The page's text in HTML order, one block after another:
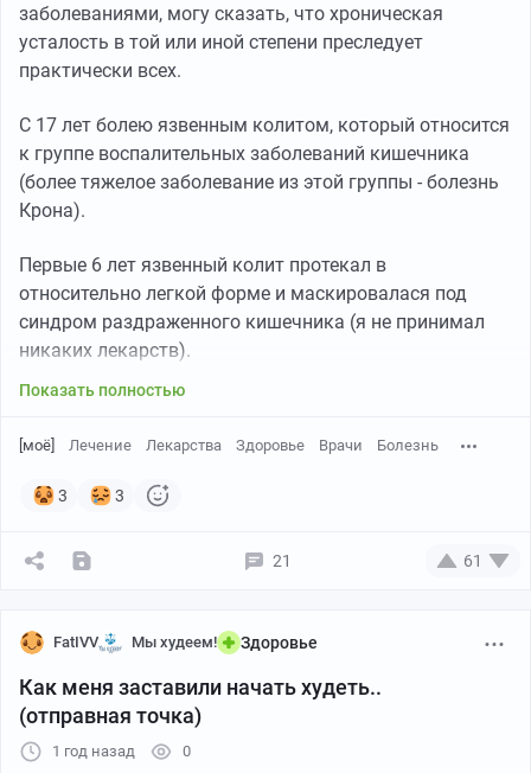
заболеваниями, могу сказать, что хроническая
усталость в той или иной степени преследует
практически всех.
С 17 лет болею язвенным колитом, который относится
к группе воспалительных заболеваний кишечника
(более тяжелое заболевание из этой группы - болезнь
Крона).
Первые 6 лет язвенный колит протекал в
относительно легкой форме и маскировалася под
синдром раздраженного кишечника (я не принимал
никаких лекарств).
Показать полностью
[моё] Лечение Лекарства Здоровье Врачи Болезнь
3 3
21 61
FatIVV Мы худеем! Здоровье
Как меня заставили начать худеть..
(отправная точка)
1 год назад 0